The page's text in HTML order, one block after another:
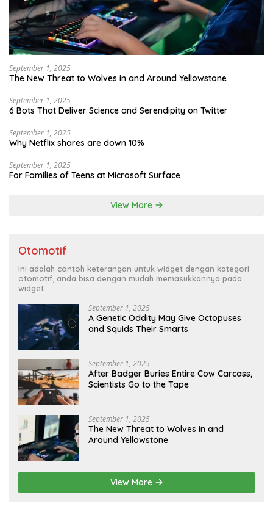
September 1, 2025
The New Threat to Wolves in and Around Yellowstone
September 1, 2025
6 Bots That Deliver Science and Serendipity on Twitter
September 1, 2025
Why Netflix shares are down 10%
September 1, 2025
For Families of Teens at Microsoft Surface
View More
Otomotif
Ini adalah contoh keterangan untuk widget dengan kategori
otomotif, anda bisa dengan mudah memasukkannya pada
widget.
September 1, 2025
A Genetic Oddity May Give Octopuses
and Squids Their Smarts
September 1, 2025
After Badger Buries Entire Cow Carcass,
Scientists Go to the Tape
September 1, 2025
The New Threat to Wolves in and
Around Yellowstone
View More